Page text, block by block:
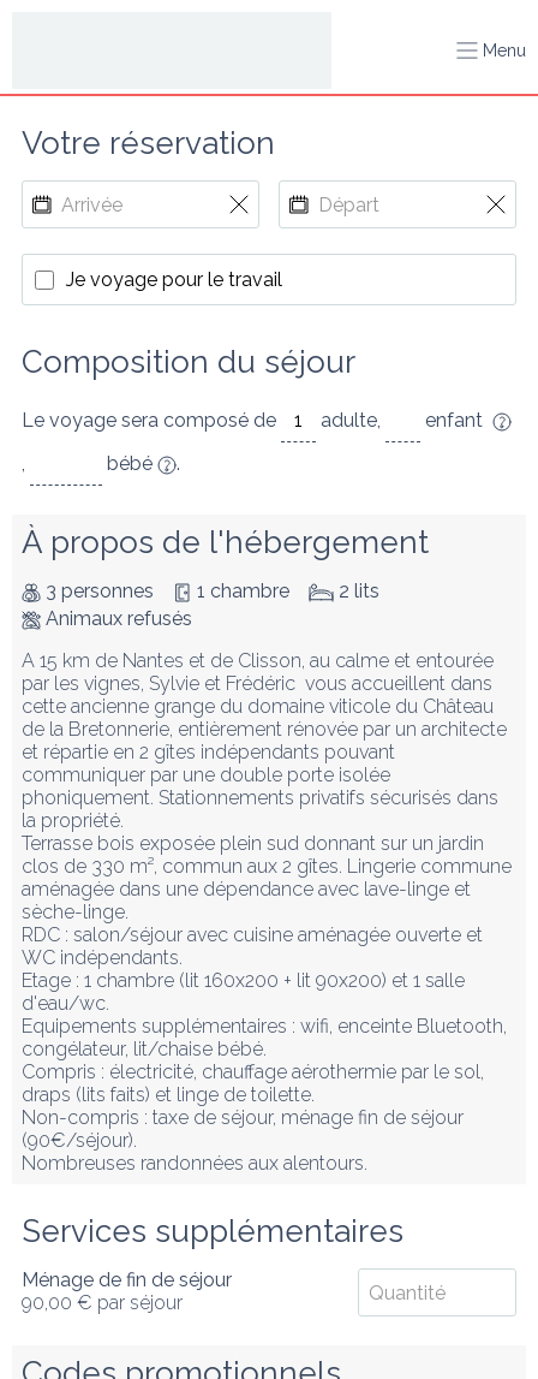
Menu
Votre réservation
Je voyage pour le travail
Composition du séjour
Le voyage sera composé de adulte,
enfant
,
bébé .
À propos de l'hébergement
3 personnes 1 chambre
2 lits
Animaux refusés
A 15 km de Nantes et de Clisson, au calme et entourée
par les vignes, Sylvie et Frédéric  vous accueillent dans
cette ancienne grange du domaine viticole du Château
de la Bretonnerie, entièrement rénovée par un architecte
et répartie en 2 gîtes indépendants pouvant
communiquer par une double porte isolée
phoniquement. Stationnements privatifs sécurisés dans
la propriété.
Terrasse bois exposée plein sud donnant sur un jardin
clos de 330 m², commun aux 2 gîtes. Lingerie commune
aménagée dans une dépendance avec lave-linge et
sèche-linge.
RDC : salon/séjour avec cuisine aménagée ouverte et
WC indépendants.
Etage : 1 chambre (lit 160x200 + lit 90x200) et 1 salle
d'eau/wc.
Equipements supplémentaires : wifi, enceinte Bluetooth,
congélateur, lit/chaise bébé.
Compris : électricité, chauffage aérothermie par le sol,
draps (lits faits) et linge de toilette.
Non-compris : taxe de séjour, ménage fin de séjour
(90€/séjour).
Nombreuses randonnées aux alentours.
Services supplémentaires
Ménage de fin de séjour
90,00 € par séjour